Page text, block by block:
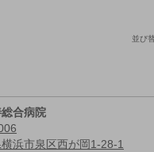
並び
合病院
浜市泉区西が岡1-28-1